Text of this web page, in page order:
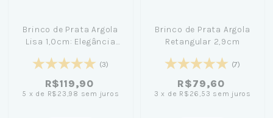
Brinco de Prata Argola
Lisa 1,0cm: Elegância
Qualquer Ocasião
(3)
R$119,90
5 x de R$23,98 sem juros
Brinco de Prata Argola
Retangular 2,9cm
(7)
R$79,60
3 x de R$26,53 sem juros